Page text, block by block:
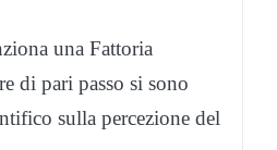
una Fattoria
di pari passo si sono
sulla percezione del